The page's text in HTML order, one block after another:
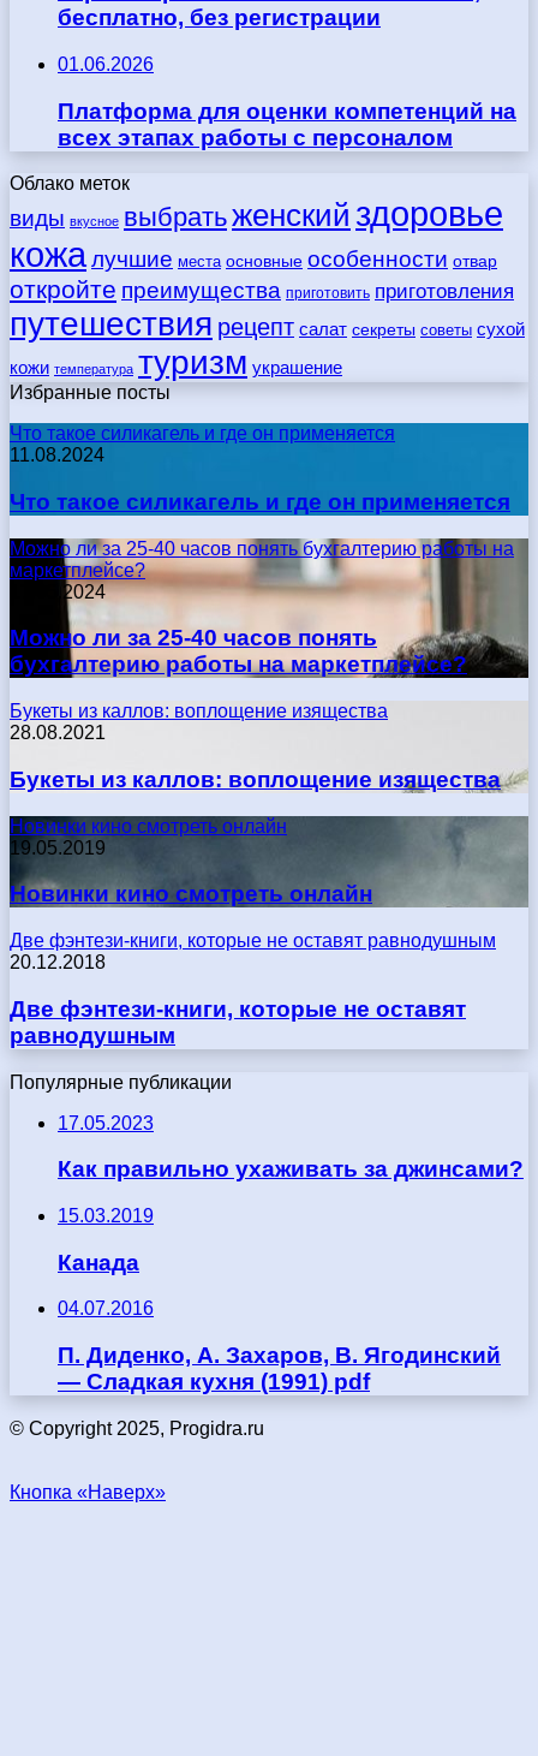
бесплатно, без регистрации
01.06.2026
Платформа для оценки компетенций на
всех этапах работы с персоналом
Облако меток
виды вкусное выбратьженский здоровье
кожалучшие места основные особенности отвар
откройте преимущества приготовить приготовления
путешествия рецепт салат секреты советы сухой
кожи температура туризм украшение
Избранные посты
Что такое силикагель и где он применяется
11.08.2024
Что такое силикагель и где он применяется
Можно ли за 25-40 часов понять бухгалтерию работы на
маркетплейсе?
17.05.2024
Можно ли за 25-40 часов понять
бухгалтерию работы на маркетплейсе?
Букеты из каллов: воплощение изящества
28.08.2021
Букеты из каллов: воплощение изящества
Новинки кино смотреть онлайн
19.05.2019
Новинки кино смотреть онлайн
Две фэнтези-книги, которые не оставят равнодушным
20.12.2018
Две фэнтези-книги, которые не оставят
равнодушным
Популярные публикации
17.05.2023
Как правильно ухаживать за джинсами?
15.03.2019
Канада
04.07.2016
П. Диденко, А. Захаров, В. Ягодинский
— Сладкая кухня (1991) pdf
© Copyright 2025, Progidra.ru
Кнопка «Наверх»